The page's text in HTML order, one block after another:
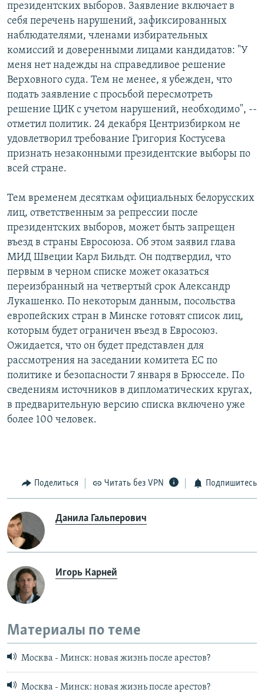
президентских выборов. Заявление включает в
себя перечень нарушений, зафиксированных
наблюдателями, членами избирательных
комиссий и доверенными лицами кандидатов: "У
меня нет надежды на справедливое решение
Верховного суда. Тем не менее, я убежден, что
подать заявление с просьбой пересмотреть
решение ЦИК с учетом нарушений, необходимо", --
отметил политик. 24 декабря Центризбирком не
удовлетворил требование Григория Костусева
признать незаконными президентские выборы по
всей стране.
Тем временем десяткам официальных белорусских
лиц, ответственным за репрессии после
президентских выборов, может быть запрещен
въезд в страны Евросоюза. Об этом заявил глава
МИД Швеции Карл Бильдт. Он подтвердил, что
первым в черном списке может оказаться
переизбранный на четвертый срок Александр
Лукашенко. По некоторым данным, посольства
европейских стран в Минске готовят список лиц,
которым будет ограничен въезд в Евросоюз.
Ожидается, что он будет представлен для
рассмотрения на заседании комитета ЕС по
политике и безопасности 7 января в Брюсселе. По
сведениям источников в дипломатических кругах,
в предварительную версию списка включено уже
более 100 человек.
Поделиться Читать без VPN Подпишитесь
Данила Гальперович
Игорь Карней
Материалы по теме
Москва - Минск: новая жизнь после арестов?
Москва - Минск: новая жизнь после арестов?